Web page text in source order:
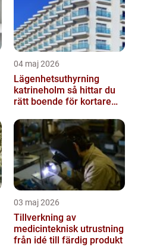
04 maj 2026
Lägenhetsuthyrning
katrineholm så hittar du
rätt boende för kortare
03 maj 2026
Tillverkning av
medicinteknisk utrustning
från idé till färdig produkt